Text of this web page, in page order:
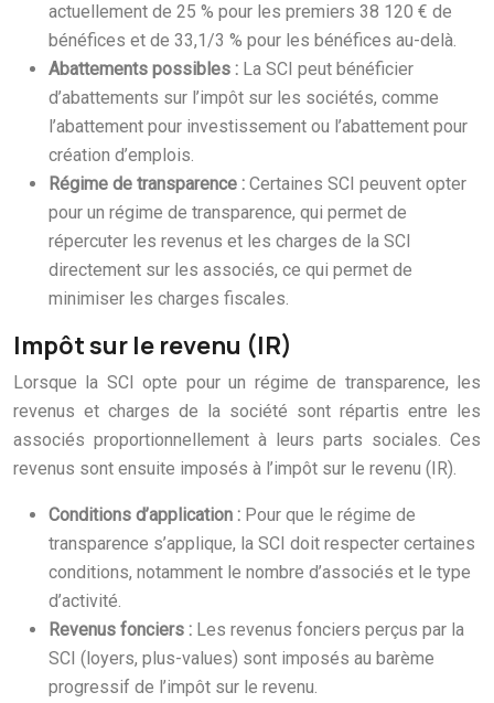
actuellement de 25 % pour les premiers 38 120 € de
bénéfices et de 33,1/3 % pour les bénéfices au-delà.
Abattements possibles : La SCI peut bénéficier
d’abattements sur l’impôt sur les sociétés, comme
l’abattement pour investissement ou l’abattement pour
création d’emplois.
Régime de transparence : Certaines SCI peuvent opter
pour un régime de transparence, qui permet de
répercuter les revenus et les charges de la SCI
directement sur les associés, ce qui permet de
minimiser les charges fiscales.
Impôt sur le revenu (IR)
Lorsque la SCI opte pour un régime de transparence, les
revenus et charges de la société sont répartis entre les
associés proportionnellement à leurs parts sociales. Ces
revenus sont ensuite imposés à l’impôt sur le revenu (IR).
Conditions d’application : Pour que le régime de
transparence s’applique, la SCI doit respecter certaines
conditions, notamment le nombre d’associés et le type
d’activité.
Revenus fonciers : Les revenus fonciers perçus par la
SCI (loyers, plus-values) sont imposés au barème
progressif de l’impôt sur le revenu.